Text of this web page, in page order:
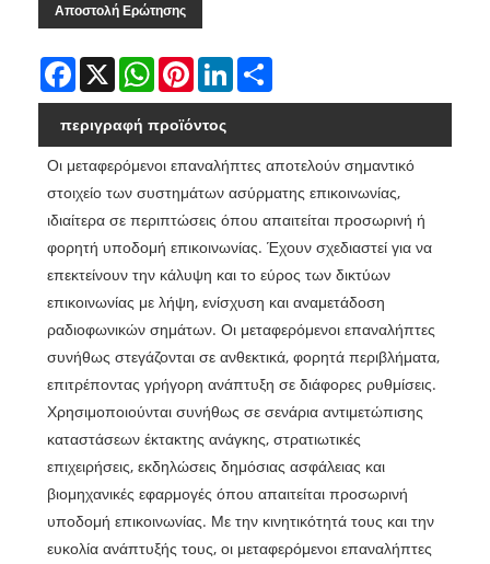
Αποστολή Ερώτησης
Facebook
X WhatsAppPinterestLinkedIn
περιγραφή προϊόντος
Οι μεταφερόμενοι επαναλήπτες αποτελούν σημαντικό
στοιχείο των συστημάτων ασύρματης επικοινωνίας,
ιδιαίτερα σε περιπτώσεις όπου απαιτείται προσωρινή ή
φορητή υποδομή επικοινωνίας. Έχουν σχεδιαστεί για να
επεκτείνουν την κάλυψη και το εύρος των δικτύων
επικοινωνίας με λήψη, ενίσχυση και αναμετάδοση
ραδιοφωνικών σημάτων. Οι μεταφερόμενοι επαναλήπτες
συνήθως στεγάζονται σε ανθεκτικά, φορητά περιβλήματα,
επιτρέποντας γρήγορη ανάπτυξη σε διάφορες ρυθμίσεις.
Χρησιμοποιούνται συνήθως σε σενάρια αντιμετώπισης
καταστάσεων έκτακτης ανάγκης, στρατιωτικές
επιχειρήσεις, εκδηλώσεις δημόσιας ασφάλειας και
βιομηχανικές εφαρμογές όπου απαιτείται προσωρινή
υποδομή επικοινωνίας. Με την κινητικότητά τους και την
ευκολία ανάπτυξής τους, οι μεταφερόμενοι επαναλήπτες